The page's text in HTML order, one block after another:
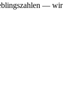
— wir